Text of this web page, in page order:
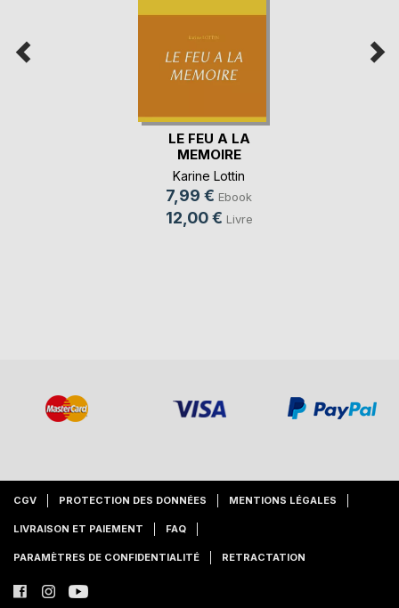
LE FEU A LA
MEMOIRE
Karine Lottin
7,99 € Ebook
12,00 € Livre
CGV PROTECTION DES DONNÉES MENTIONS LÉGALES
LIVRAISON ET PAIEMENT FAQ
PARAMÈTRES DE CONFIDENTIALITÉ RETRACTATION